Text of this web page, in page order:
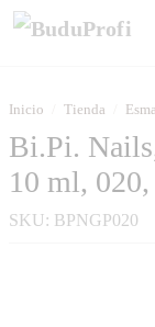
Inicio Tienda
Bi.Pi.
10 ml, 020,
SKU: BPNGP020